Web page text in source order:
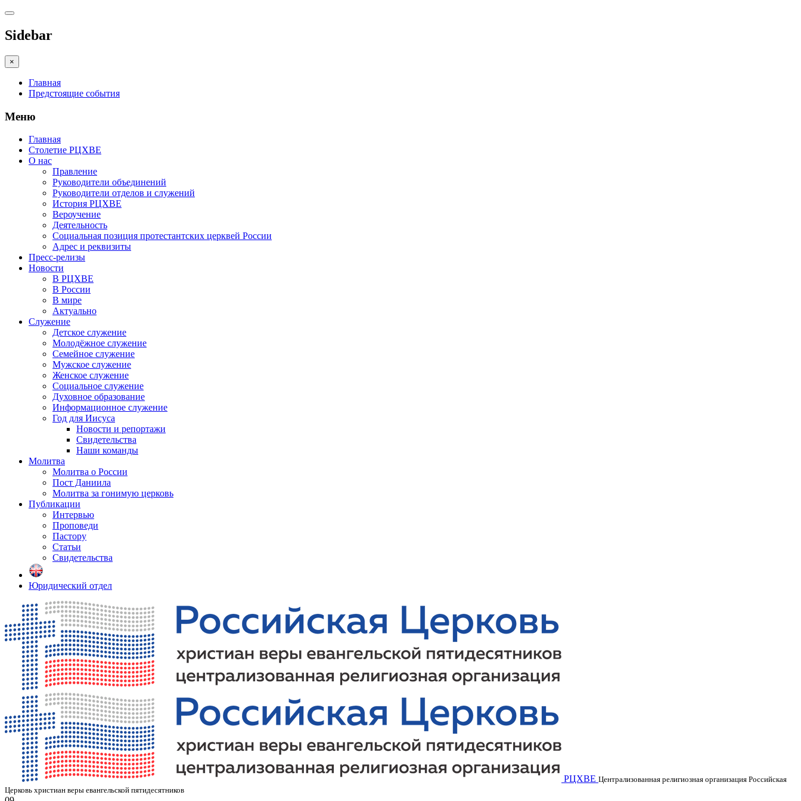
Sidebar
×
Главная
Предстоящие события
Меню
Главная
Столетие РЦХВЕ
О нас
Правление
Руководители объединений
Руководители отделов и служений
История РЦХВЕ
Вероучение
Деятельность
Социальная позиция протестантских церквей России
Адрес и реквизиты
Пресс-релизы
Новости
В РЦХВЕ
В России
В мире
Актуально
Служение
Детское служение
Молодёжное служение
Семейное служение
Мужское служение
Женское служение
Социальное служение
Духовное образование
Информационное служение
Год для Иисуса
Новости и репортажи
Свидетельства
Наши команды
Молитва
Молитва о России
Пост Даниила
Молитва за гонимую церковь
Публикации
Интервью
Проповеди
Пастору
Статьи
Свидетельства
Юридический отдел
РЦХВЕ Централизованная религиозная организация Российская
Церковь христиан веры евангельской пятидесятников